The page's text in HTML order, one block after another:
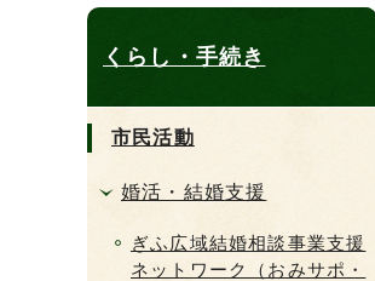
くらし・手続き
市民活動
婚活・結婚支援
ぎふ広域結婚相談事業支援
ネットワーク（おみサポ・